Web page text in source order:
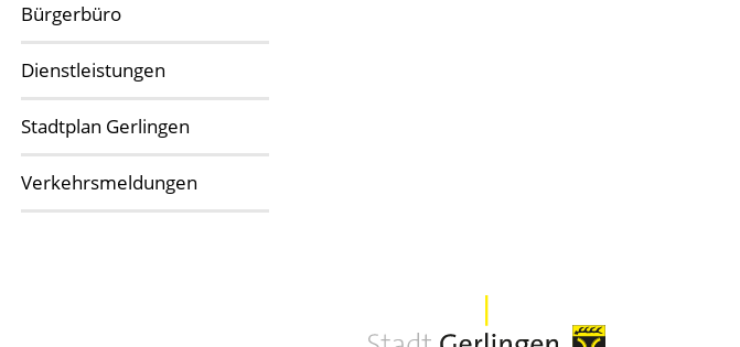
Bürgerbüro
Dienstleistungen
Stadtplan Gerlingen
Verkehrsmeldungen